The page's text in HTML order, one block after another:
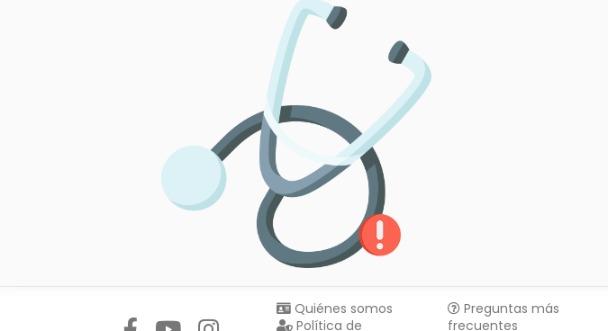
Quiénes somos
Política de
Preguntas más
frecuentes